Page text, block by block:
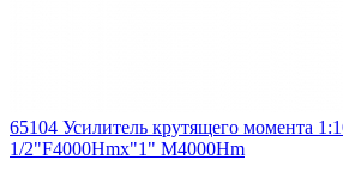
65104 Усилитель крутящего момента
1/2"F4000Hmх"1" M4000Hm